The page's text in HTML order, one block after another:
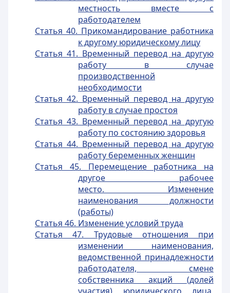
местность вместе с
работодателем
Статья 40. Прикомандирование работника
к другому юридическому лицу
Статья 41. Временный перевод на другую
работу в случае
производственной
необходимости
Статья 42. Временный перевод на другую
работу в случае простоя
Статья 43. Временный перевод на другую
работу по состоянию здоровья
Статья 44. Временный перевод на другую
работу беременных женщин
Статья 45. Перемещение работника на
другое рабочее
место. Изменение
наименования должности
(работы)
Статья 46. Изменение условий труда
Статья 47. Трудовые отношения при
изменении наименования,
ведомственной принадлежности
работодателя, смене
собственника акций (долей